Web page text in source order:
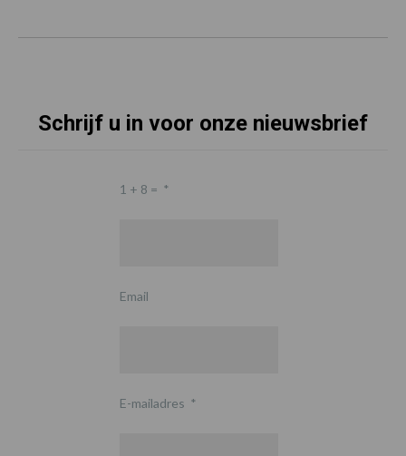
Schrijf u in voor onze nieuwsbrief
1 + 8 = *
Email
E-mailadres *